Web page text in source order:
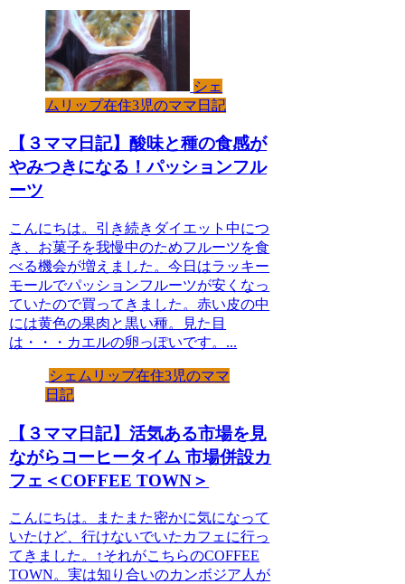
シェ
ムリップ在住3児のママ日記
【３ママ日記】酸味と種の食感が
やみつきになる！パッションフル
ーツ
こんにちは。引き続きダイエット中につ
き、お菓子を我慢中のためフルーツを食
べる機会が増えました。今日はラッキー
モールでパッションフルーツが安くなっ
ていたので買ってきました。赤い皮の中
には黄色の果肉と黒い種。見た目
は・・・カエルの卵っぽいです。...
シェムリップ在住3児のママ
日記
【３ママ日記】活気ある市場を見
ながらコーヒータイム 市場併設カ
フェ＜COFFEE TOWN＞
こんにちは。またまた密かに気になって
いたけど、行けないでいたカフェに行っ
てきました。↑それがこちらのCOFFEE
TOWN。実は知り合いのカンボジア人が